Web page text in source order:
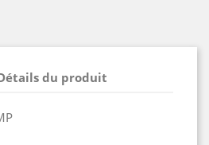
du produit